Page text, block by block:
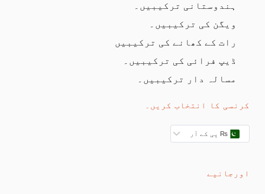
ہندوستانی ترکیبیں۔
ویگن کی ترکیبیں۔
رات کے کھانے کی ترکیبیں
ڈیپ فرائی کی ترکیبیں۔
مسالہ دار ترکیبیں۔
کرنسی کا انتخاب کریں۔
₨ پی کے آر
اورجانیے